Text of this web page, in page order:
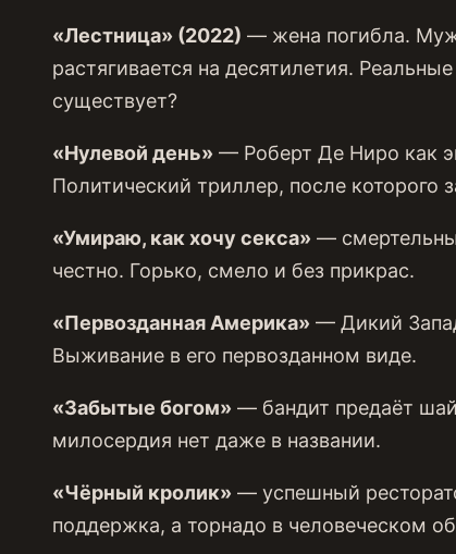
«Лестница» (2022) — жена погибла.
растягивается на десятилетия.
существует?
«Нулевой день» — Роберт Де Ниро как
Политический триллер, после которого
«Умираю, как хочу секса» —
честно. Горько, смело и без прикрас.
«Первозданная Америка» — Дикий
Выживание в его первозданном виде.
«Забытые богом» — бандит предаёт
милосердия нет даже в названии.
«Чёрный кролик» — успешный
поддержка, а торнадо в человеческом